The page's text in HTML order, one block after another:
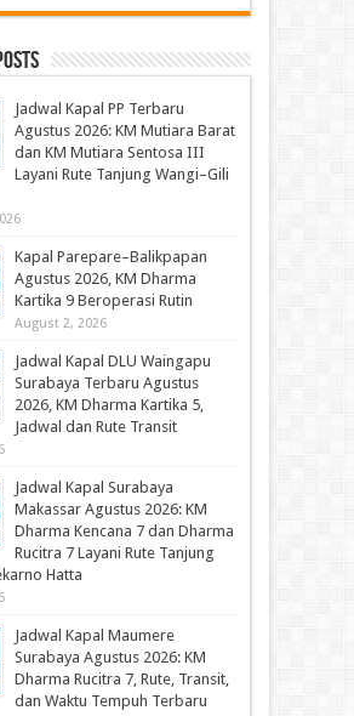
Jadwal Kapal PP Terbaru
Agustus 2026: KM Mutiara Barat
dan KM Mutiara Sentosa III
Layani Rute Tanjung Wangi–Gili
Kapal Parepare–Balikpapan
Agustus 2026, KM Dharma
Kartika 9 Beroperasi Rutin
August 2, 2026
Jadwal Kapal DLU Waingapu
Surabaya Terbaru Agustus
2026, KM Dharma Kartika 5,
Jadwal dan Rute Transit
Jadwal Kapal Surabaya
Makassar Agustus 2026: KM
Dharma Kencana 7 dan Dharma
Rucitra 7 Layani Rute Tanjung
Hatta
Jadwal Kapal Maumere
Surabaya Agustus 2026: KM
Dharma Rucitra 7, Rute, Transit,
dan Waktu Tempuh Terbaru